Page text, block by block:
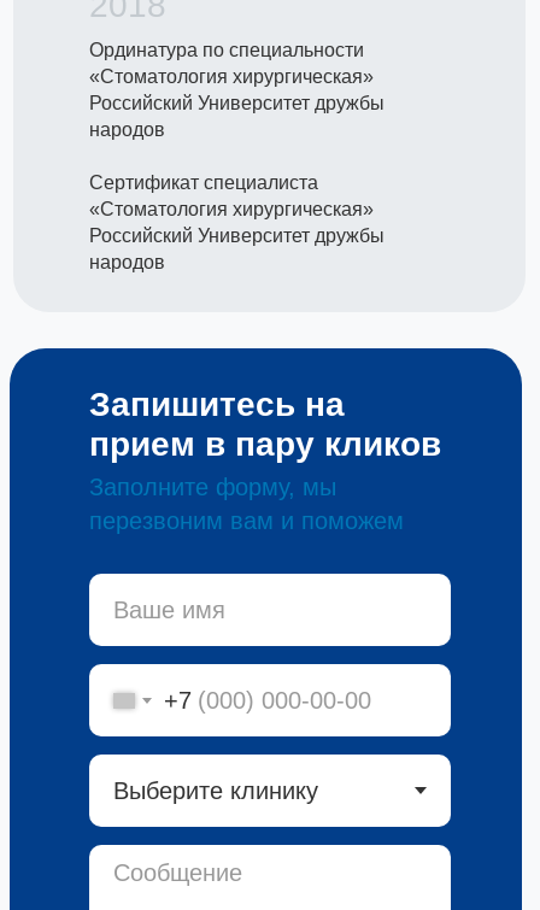
Ординатура по специальности
«Стоматология хирургическая»
Российский Университет дружбы
народов
Сертификат специалиста
«Стоматология хирургическая»
Российский Университет дружбы
народов
+7
Запишитесь на
прием в пару кликов
Заполните форму, мы
перезвоним вам и поможем